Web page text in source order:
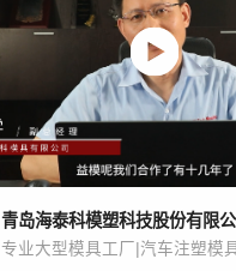
青岛海泰科模塑科技股份有限公
专业大型模具工厂|汽车注塑模